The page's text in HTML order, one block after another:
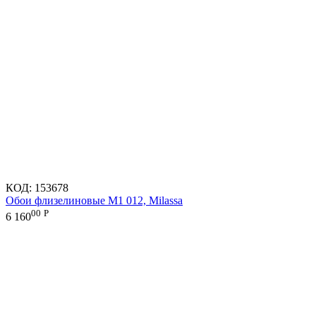
КОД: 153678
Обои флизелиновые M1 012, Milassa
6 16000 Р